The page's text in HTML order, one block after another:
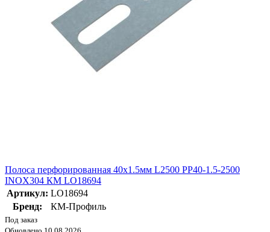
Полоса перфорированная 40х1.5мм L2500 PP40-1.5-2500
INOX304 КМ LO18694
Артикул: LO18694
Бренд:
КМ-Профиль
Под заказ